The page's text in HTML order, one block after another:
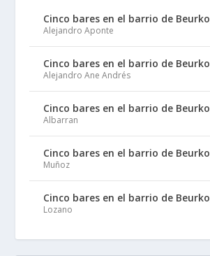
Cinco bares en el barrio de Beurko
Alejandro Aponte
Cinco bares en el barrio de Beurko
Alejandro Ane Andrés
Cinco bares en el barrio de Beurko
Albarran
Cinco bares en el barrio de Beurko
Muñoz
Cinco bares en el barrio de Beurko
Lozano